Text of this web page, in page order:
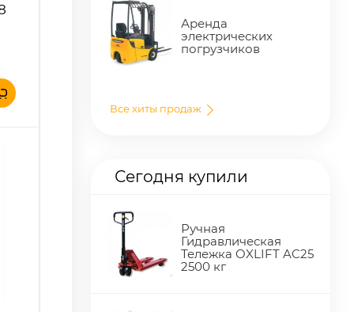
Аренда
электрических
погрузчиков
Все хиты продаж
Сегодня купили
Ручная
Гидравлическая
Тележка OXLIFT AC25
2500 кг